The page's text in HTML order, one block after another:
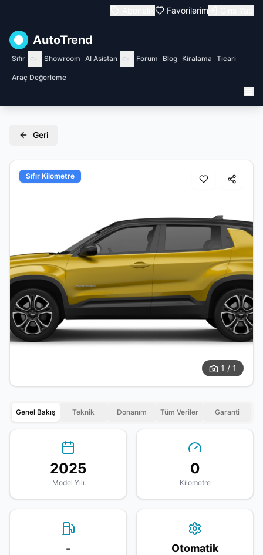
Favorilerim
AutoTrend
Sıfır Showroom AI Asistan Forum Blog Kiralama Ticari
Araç Değerleme
Geri
Sıfır Kilometre
1 / 1
Genel Bakış Teknik Donanım Tüm Veriler Garanti
2025
Model Yılı
0
Kilometre
- Otomatik